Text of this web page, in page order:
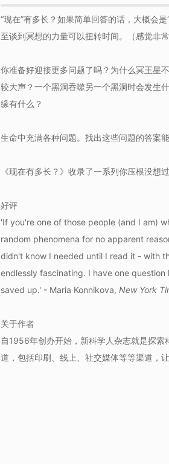
“现在”有多长？如果简单回答的话，大概会
至谈到冥想的力量可以扭转时间。（感觉非
你准备好迎接更多问题了吗？为什么冥王星
较大声？一个黑洞吞噬另一个黑洞时会发生
缘有什么？
生命中充满各种问题。找出这些问题的答案
《现在有多长？》收录了一系列你压根没想
好评
'If you're one of those people (and I am)
random phenomena for no apparent
didn't know I needed until I read it - with
endlessly fascinating. I have one
saved up.' - Maria Konnikova, New York
关于作者
自1956年创办开始，新科学人杂志就是探
道，包括印刷、线上、社交媒体等等渠道，